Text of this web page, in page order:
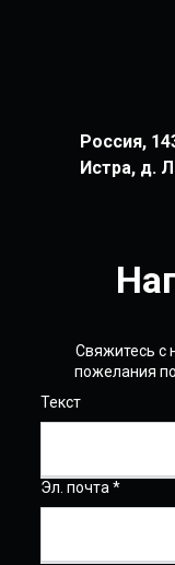
Россия,
Истра, д.
Свяжитесь с
пожелания
Текст
Эл. почта *